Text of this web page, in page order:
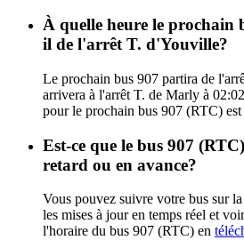
À quelle heure le prochain
il de l'arrêt T. d'Youville?
Le prochain bus 907 partira de
arrivera à l'arrêt T. de Marly à
pour le prochain bus 907 (RTC) est
Est-ce que le bus 907
retard ou en avance?
Vous pouvez suivre votre bus sur
les mises à jour en temps réel et
l'horaire du bus 907 (RTC) en